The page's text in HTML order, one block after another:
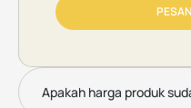
Apakah harga produk